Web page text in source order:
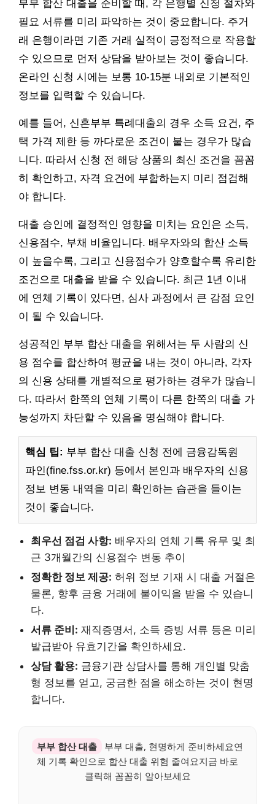
부부 합산 대출을 준비할 때, 각 은행별 신청 절차와
필요 서류를 미리 파악하는 것이 중요합니다. 주거
래 은행이라면 기존 거래 실적이 긍정적으로 작용할
수 있으므로 먼저 상담을 받아보는 것이 좋습니다.
온라인 신청 시에는 보통 10-15분 내외로 기본적인
정보를 입력할 수 있습니다.
예를 들어, 신혼부부 특례대출의 경우 소득 요건, 주
택 가격 제한 등 까다로운 조건이 붙는 경우가 많습
니다. 따라서 신청 전 해당 상품의 최신 조건을 꼼꼼
히 확인하고, 자격 요건에 부합하는지 미리 점검해
야 합니다.
대출 승인에 결정적인 영향을 미치는 요인은 소득,
신용점수, 부채 비율입니다. 배우자와의 합산 소득
이 높을수록, 그리고 신용점수가 양호할수록 유리한
조건으로 대출을 받을 수 있습니다. 최근 1년 이내
에 연체 기록이 있다면, 심사 과정에서 큰 감점 요인
이 될 수 있습니다.
성공적인 부부 합산 대출을 위해서는 두 사람의 신
용 점수를 합산하여 평균을 내는 것이 아니라, 각자
의 신용 상태를 개별적으로 평가하는 경우가 많습니
다. 따라서 한쪽의 연체 기록이 다른 한쪽의 대출 가
능성까지 차단할 수 있음을 명심해야 합니다.
핵심 팁: 부부 합산 대출 신청 전에 금융감독원
파인(fine.fss.or.kr) 등에서 본인과 배우자의 신용
정보 변동 내역을 미리 확인하는 습관을 들이는
것이 좋습니다.
최우선 점검 사항: 배우자의 연체 기록 유무 및 최
근 3개월간의 신용점수 변동 추이
정확한 정보 제공: 허위 정보 기재 시 대출 거절은
물론, 향후 금융 거래에 불이익을 받을 수 있습니
다.
서류 준비: 재직증명서, 소득 증빙 서류 등은 미리
발급받아 유효기간을 확인하세요.
상담 활용: 금융기관 상담사를 통해 개인별 맞춤
형 정보를 얻고, 궁금한 점을 해소하는 것이 현명
합니다.
부부 합산 대출
부부 대출, 현명하게 준비하세요연
체 기록 확인으로 합산 대출 위험 줄여요지금 바로
클릭해 꼼꼼히 알아보세요